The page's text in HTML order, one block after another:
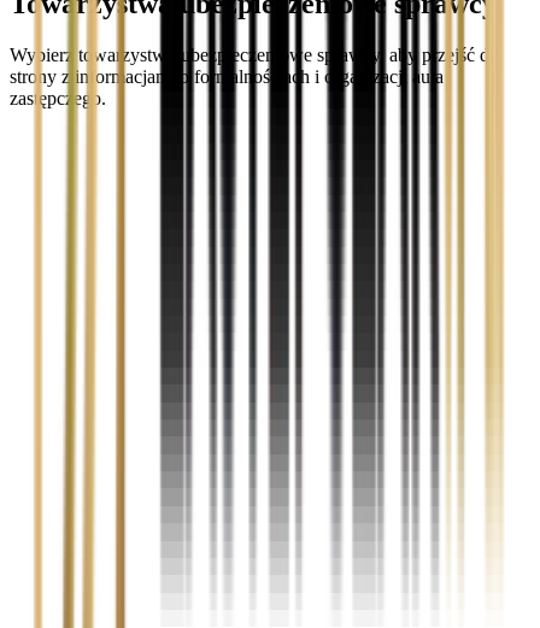
Wybierz towarzystwo ubezpieczeniowe sprawcy, aby przejść do
strony z informacjami o formalnościach i organizacji auta
zastępczego.